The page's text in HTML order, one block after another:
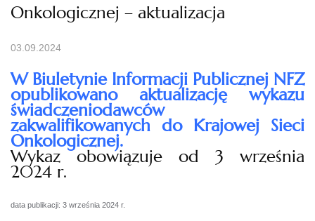
Onkologicznej – aktualizacja
03.09.2024
W Biuletynie Informacji Publicznej NFZ
opublikowano aktualizację wykazu
świadczeniodawców
zakwalifikowanych do Krajowej Sieci
Onkologicznej.
Wykaz obowiązuje od 3 września
2024 r.
data publikacji: 3 września 2024 r.